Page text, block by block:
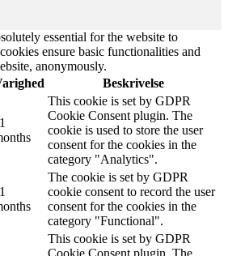
essential for the website to
ensure basic functionalities and
anonymously.
Beskrivelse
This cookie is set by GDPR
Cookie Consent plugin. The
cookie is used to store the user
consent for the cookies in the
category "Analytics".
The cookie is set by GDPR
cookie consent to record the user
consent for the cookies in the
category "Functional".
This cookie is set by GDPR